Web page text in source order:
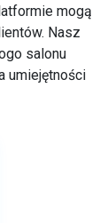
mogą
Nasz
salonu
umiejętności